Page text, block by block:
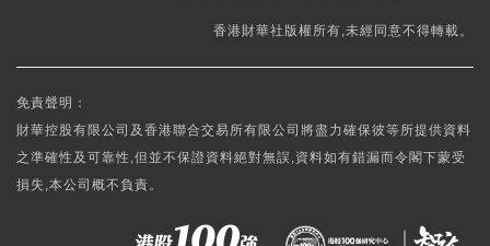
香港財華社版權所有,未經同意不得轉載。
免責聲明：
財華控股有限公司及香港聯合交易所有限公司將盡力確保彼等所提供資料
之準確性及可靠性,但並不保證資料絕對無誤,資料如有錯漏而令閣下蒙受
損失,本公司概不負責。